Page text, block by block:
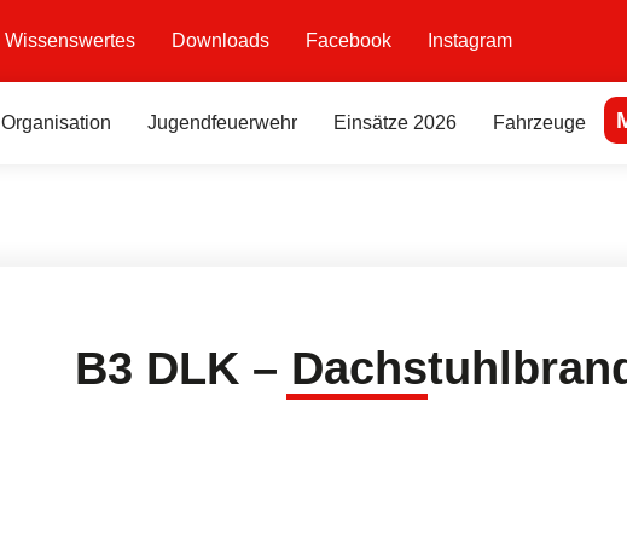
Wissenswertes Downloads Facebook Instagram
Organisation Jugendfeuerwehr Einsätze 2026 Fahrzeuge
B3 DLK –